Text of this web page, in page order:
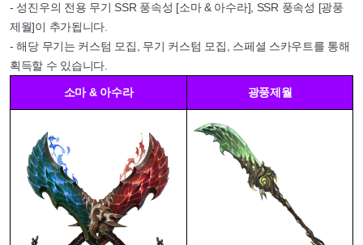
- 성진우의 전용 무기 SSR 풍속성 [소마 & 아수라], SSR 풍속성 [광풍
제월]이 추가됩니다.
- 해당 무기는 커스텀 모집, 무기 커스텀 모집, 스페셜 스카우트를 통해
획득할 수 있습니다.
소마 & 아수라 광풍제월